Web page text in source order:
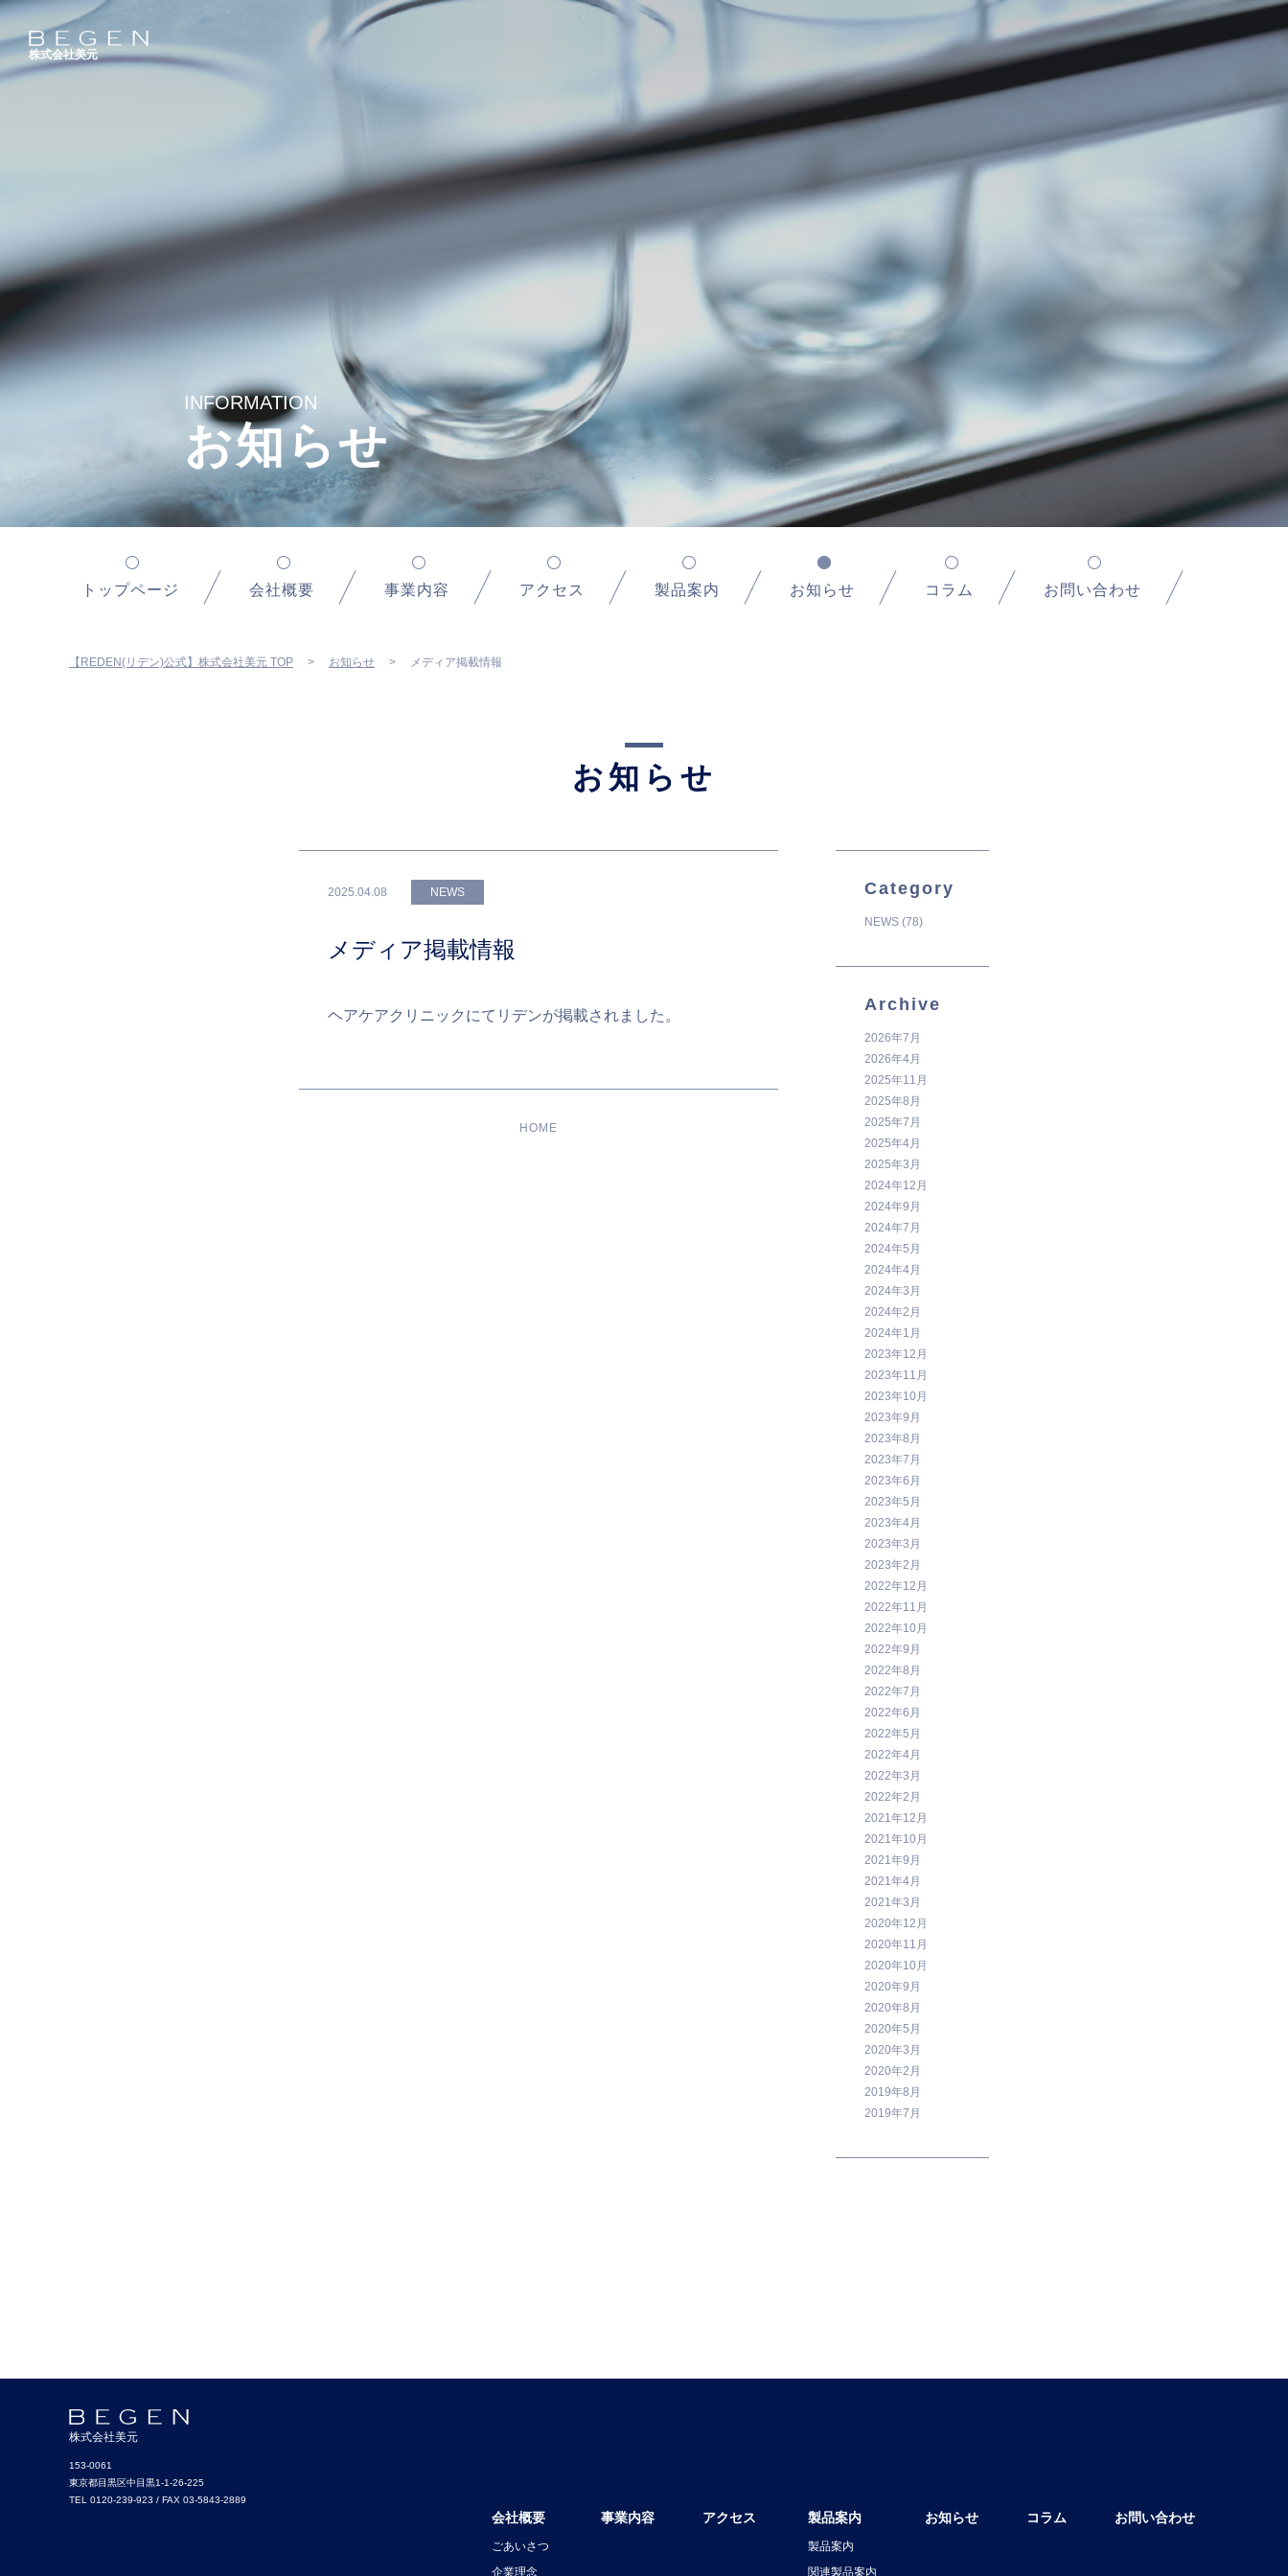
株式会社美元
INFORMATION
お知らせ
トップページ 会社概要 事業内容 アクセス 製品案内 お知らせ コラム お問い合わせ
【REDEN(リデン)公式】株式会社美元 TOP お知らせ メディア掲載情報
お知らせ
2025.04.08 NEWS
メディア掲載情報
ヘアケアクリニック にてリデンが掲載されました。
HOME
Category
NEWS (78)
Archive
2026年7月
2026年4月
2025年11月
2025年8月
2025年7月
2025年4月
2025年3月
2024年12月
2024年9月
2024年7月
2024年5月
2024年4月
2024年3月
2024年2月
2024年1月
2023年12月
2023年11月
2023年10月
2023年9月
2023年8月
2023年7月
2023年6月
2023年5月
2023年4月
2023年3月
2023年2月
2022年12月
2022年11月
2022年10月
2022年9月
2022年8月
2022年7月
2022年6月
2022年5月
2022年4月
2022年3月
2022年2月
2021年12月
2021年10月
2021年9月
2021年4月
2021年3月
2020年12月
2020年11月
2020年10月
2020年9月
2020年8月
2020年5月
2020年3月
2020年2月
2019年8月
2019年7月
株式会社美元
153-0061
東京都目黒区中目黒1-1-26-225
TEL 0120-239-923 / FAX 03-5843-2889
会社概要
ごあいさつ
企業理念
事業内容 アクセス 製品案内
製品案内
関連製品案内
お知らせ コラム お問い合わせ